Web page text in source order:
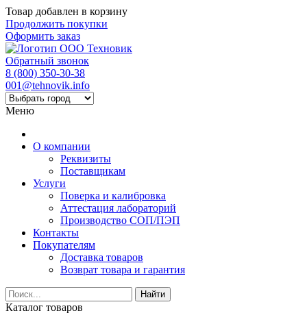
Товар добавлен в корзину
Продолжить покупки
Оформить заказ
Обратный звонок
8 (800) 350-30-38
001@tehnovik.info
Меню
О компании
Реквизиты
Поставщикам
Услуги
Поверка и калибровка
Аттестация лабораторий
Производство СОП/ПЭП
Контакты
Покупателям
Доставка товаров
Возврат товара и гарантия
Найти
Каталог товаров